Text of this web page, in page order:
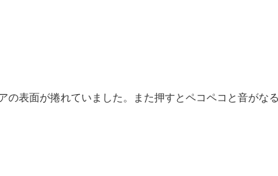
の表面が捲れていました。また押すとペコペコと音がな